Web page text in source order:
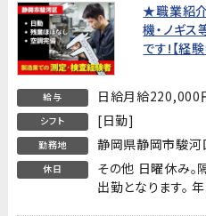
★職業紹
機・ノギ
です!【経
給与 日給月給220,000
シフト [日勤]
勤務地 静岡県静岡市駿河
休日
その他 日曜休み。
出勤となります。